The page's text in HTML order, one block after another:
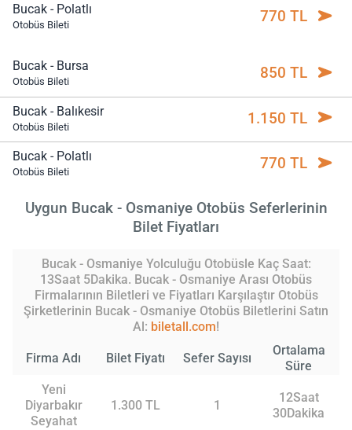
Bucak - Polatlı
Otobüs Bileti 770 TL
Bucak - Bursa
Otobüs Bileti 850 TL
Bucak - Balıkesir
Otobüs Bileti 1.150 TL
Bucak - Polatlı
Otobüs Bileti 770 TL
Uygun Bucak - Osmaniye Otobüs Seferlerinin
Bilet Fiyatları
Bucak - Osmaniye Yolculuğu Otobüsle Kaç Saat:
13Saat 5Dakika. Bucak - Osmaniye Arası Otobüs
Firmalarının Biletleri ve Fiyatları Karşılaştır Otobüs
Şirketlerinin Bucak - Osmaniye Otobüs Biletlerini Satın
Al: biletall.com!
Firma Adı Bilet Fiyatı Sefer Sayısı
Ortalama
Süre
Yeni
Diyarbakır
Seyahat
1.300 TL 1
12Saat
30Dakika